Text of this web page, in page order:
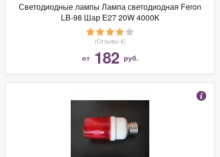
Светодиодные лампы Лампа светодиодная Feron
LB-98 Шар E27 20W 4000K
(Отзывы 4)
от 182 руб.